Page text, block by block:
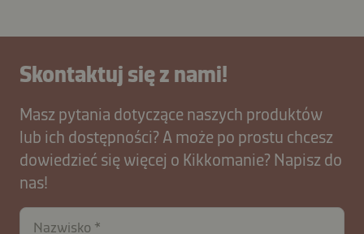
Skontaktuj się z nami!
Masz pytania dotyczące naszych produktów
lub ich dostępności? A może po prostu chcesz
dowiedzieć się więcej o Kikkomanie? Napisz do
nas!
Nazwisko